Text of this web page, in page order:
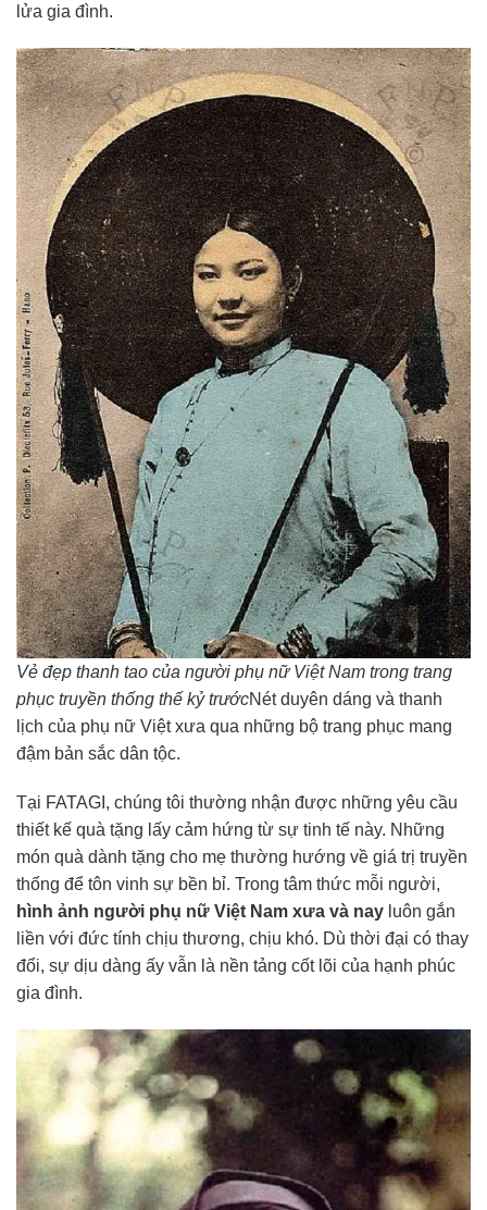
lửa gia đình.
Vẻ đẹp thanh tao của người phụ nữ Việt Nam trong trang
phục truyền thống thế kỷ trướcNét duyên dáng và thanh
lịch của phụ nữ Việt xưa qua những bộ trang phục mang
đậm bản sắc dân tộc.
Tại FATAGI, chúng tôi thường nhận được những yêu cầu
thiết kế quà tặng lấy cảm hứng từ sự tinh tế này. Những
món quà dành tặng cho mẹ thường hướng về giá trị truyền
thống để tôn vinh sự bền bỉ. Trong tâm thức mỗi người,
hình ảnh người phụ nữ Việt Nam xưa và nay luôn gắn
liền với đức tính chịu thương, chịu khó. Dù thời đại có thay
đổi, sự dịu dàng ấy vẫn là nền tảng cốt lõi của hạnh phúc
gia đình.